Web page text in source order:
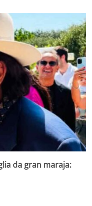
da gran maraja: